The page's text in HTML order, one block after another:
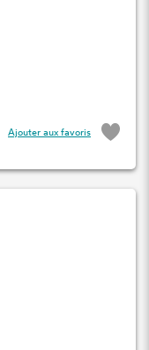
Ajouter aux favoris